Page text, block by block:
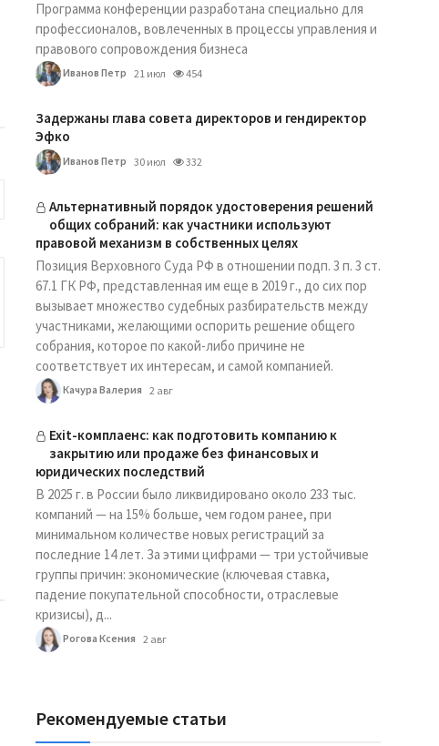
Программа конференции разработана специально для
профессионалов, вовлеченных в процессы управления и
правового сопровождения бизнеса
Иванов Петр 21 июл 454
Задержаны глава совета директоров и гендиректор
Эфко
Иванов Петр 30 июл 332
Альтернативный порядок удостоверения решений
общих собраний: как участники используют
правовой механизм в собственных целях
Позиция Верховного Суда РФ в отношении подп. 3 п. 3 ст.
67.1 ГК РФ, представленная им еще в 2019 г., до сих пор
вызывает множество судебных разбирательств между
участниками, желающими оспорить решение общего
собрания, которое по какой-либо причине не
соответствует их интересам, и самой компанией.
Качура Валерия 2 авг
Exit-комплаенс: как подготовить компанию к
закрытию или продаже без финансовых и
юридических последствий
В 2025 г. в России было ликвидировано около 233 тыс.
компаний — на 15% больше, чем годом ранее, при
минимальном количестве новых регистраций за
последние 14 лет. За этими цифрами — три устойчивые
группы причин: экономические (ключевая ставка,
падение покупательной способности, отраслевые
кризисы), д...
Рогова Ксения 2 авг
Рекомендуемые статьи